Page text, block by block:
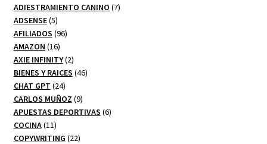
productos
ADIESTRAMIENTO CANINO 77
ADSENSE 55
productos
AFILIADOS 9696
AMAZON 1616
productos
AXIE INFINITY 22
productos
BIENES Y RAICES 4646
CHAT GPT 2424
productos
CARLOS MUÑOZ 99
productos
APUESTAS DEPORTIVAS 66
COCINA 1111
productos
COPYWRITING 2222